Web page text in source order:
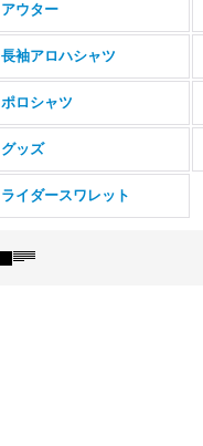
アウター
長袖アロハシャツ
ポロシャツ
グッズ
ライダースワレット